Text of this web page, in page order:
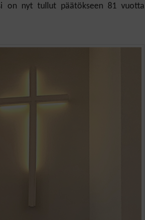
on nyt tullut päätökseen 81 vuotta